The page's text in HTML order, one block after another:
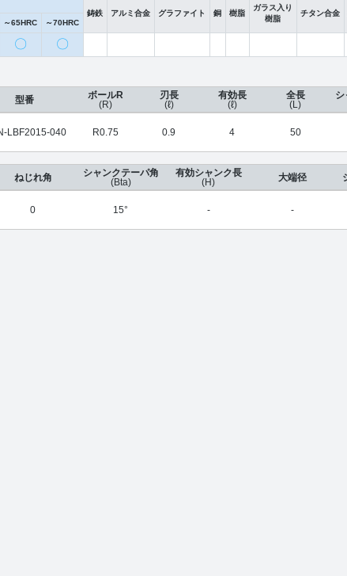
鋳鉄
アルミ合金 グラファイト 銅 樹脂
ガラス入り
樹脂
チタン合金
～65HRC ～70HRC
〇 〇
型番
LBF2015-040
ボールR
(R)
R0.75
刃長
(ℓ)
0.9
有効長
(ℓ)
4
全長
(L)
50
シ
ねじれ角
0
シャンクテーパ角
(Bta)
15°
有効シャンク長
(H)
-
大端径
-